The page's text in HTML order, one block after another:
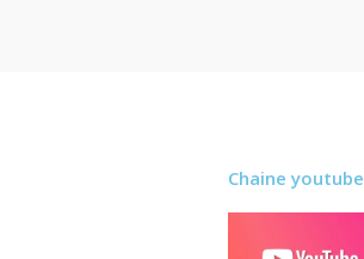
Chaine youtube